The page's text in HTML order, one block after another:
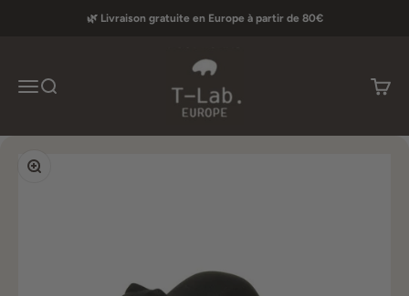
Passer au contenu🌿 Livraison gratuite en Europe à partir de 80€
MenuRecherche
T-lab Europe
Panier
Zoomer sur l'image